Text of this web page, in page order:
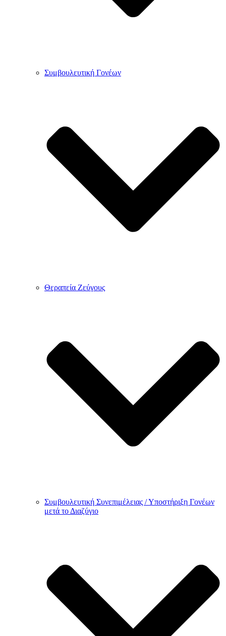
Συμβουλευτική Γονέων
Θεραπεία Ζεύγους
Συμβουλευτική Συνεπιμέλειας / Υποστήριξη Γονέων
μετά το Διαζύγιο